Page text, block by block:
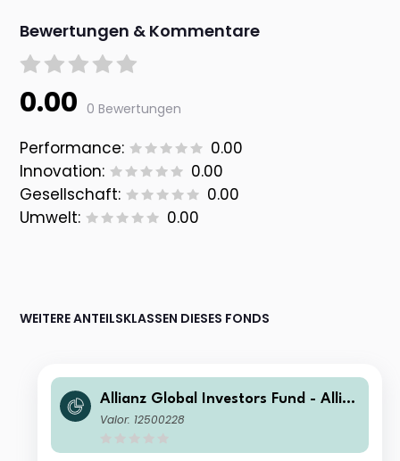
Bewertungen & Kommentare
0.00 0 Bewertungen
Performance:
0.00
Innovation:
0.00
Gesellschaft:
0.00
Umwelt:
0.00
WEITERE ANTEILSKLASSEN DIESES FONDS
Allianz Global Investors Fund - Allia
nz Emerging Markets Select Bond W
Valor: 12500228